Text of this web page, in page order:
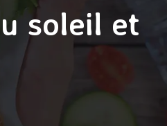
soleil et